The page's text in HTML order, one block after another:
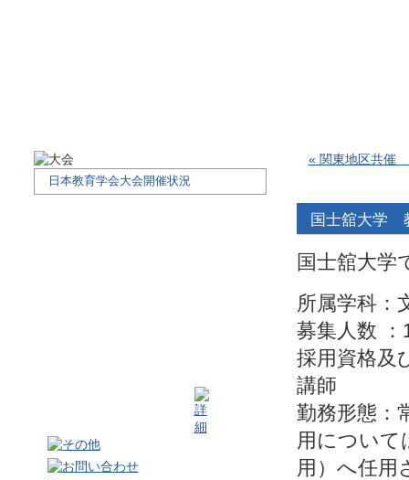
日本教育学会大会開催状況
« 関東地区共催
国士舘大学
国士舘大学
所属学科：
募集人数 ：
採用資格及
講師
勤務形態：
用について
用）へ任用